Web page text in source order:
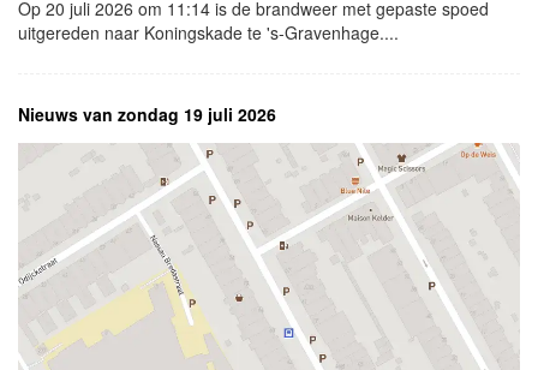
Op 20 juli 2026 om 11:14 is de brandweer met gepaste spoed
uitgereden naar Koningskade te 's-Gravenhage....
Nieuws van zondag 19 juli 2026